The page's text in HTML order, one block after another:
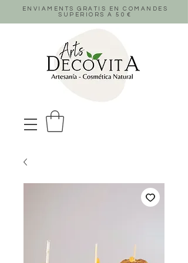
ENVIAMENTS GRATIS EN COMANDES
SUPERIORS A 50 €